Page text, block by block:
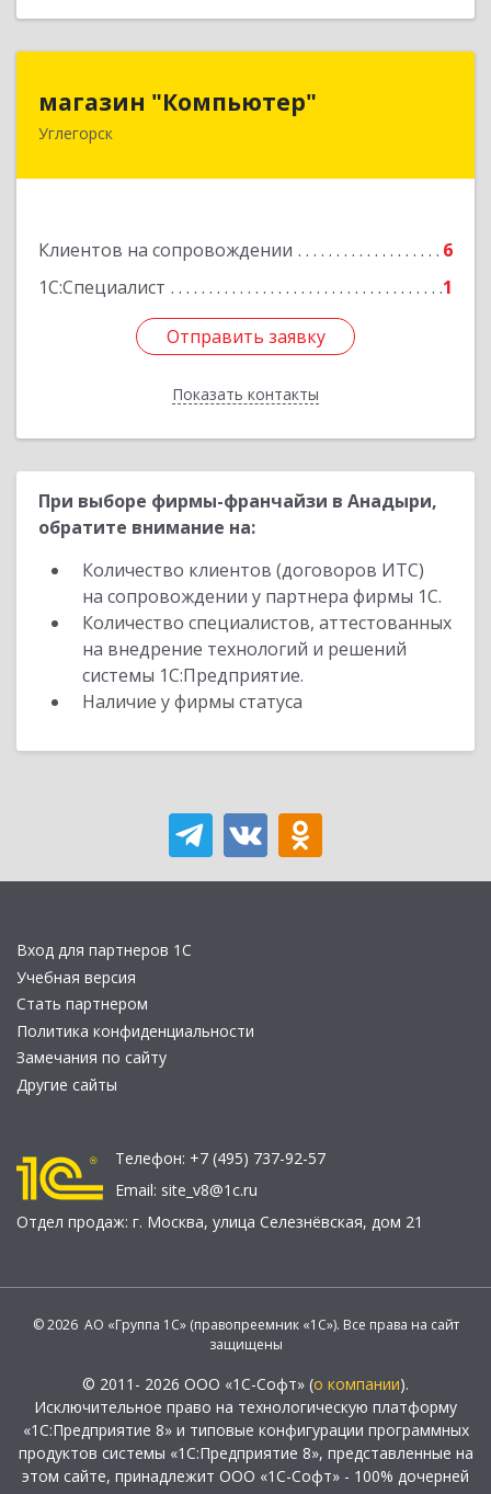
магазин "Компьютер"
Углегорск
Клиентов на сопровождении
6
1С:Специалист
1
Отправить заявку
Показать контакты
694920, Сахалинская обл, Углегорский р-н,
Отправить заявку
Назад
При выборе фирмы-франчайзи в Анадыри,
обратите внимание на:
Количество клиентов (договоров ИТС)
на сопровождении у партнера фирмы 1С.
Количество специалистов, аттестованных
на внедрение технологий и решений
системы 1С:Предприятие.
Наличие у фирмы статуса
Вход для партнеров 1С
Учебная версия
Стать партнером
Политика конфиденциальности
Замечания по сайту
Другие сайты
Телефон: +7 (495) 737-92-57
Email: site_v8@1c.ru
Отдел продаж: г. Москва, улица Селезнёвская, дом 21
© 2026 АО «Группа 1С» (правопреемник «1С»). Все права на сайт
защищены
© 2011- 2026 ООО «1С-Софт» (о компании).
Исключительное право на технологическую платформу
«1С:Предприятие 8» и типовые конфигурации программных
продуктов системы «1С:Предприятие 8», представленные на
этом сайте, принадлежит ООО «1С-Софт» - 100% дочерней